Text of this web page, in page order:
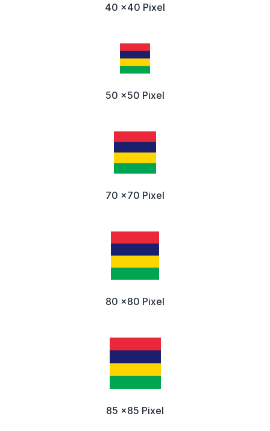
40 x40 Pixel
50 x50 Pixel
70 x70 Pixel
80 x80 Pixel
85 x85 Pixel